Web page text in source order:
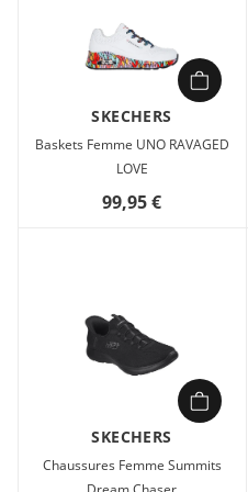
SKECHERS
Baskets Femme UNO RAVAGED
LOVE
99,95 €
SKECHERS
Chaussures Femme Summits